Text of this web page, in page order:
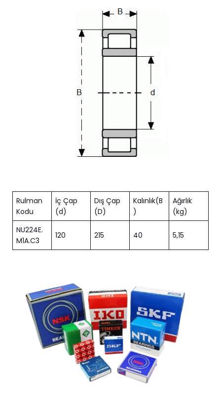
Rulman
Kodu
İç Çap
(d)
Dış Çap
(D)
Kalınlık(B
)
Ağırlık
(kg)
NU224E.
M1A.C3
120 215 40 5,15